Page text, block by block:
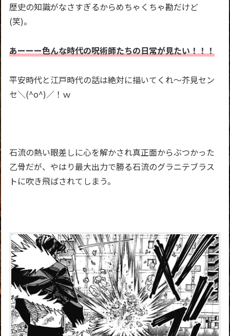
歴史の知識がなさすぎるからめちゃくちゃ勘だけど
(笑)。
あーーー色んな時代の呪術師たちの日常が見たい！！！
平安時代と江戸時代の話は絶対に描いてくれ～芥見セン
セ＼(^o^)／！ｗ
石流の熱い眼差しに心を解かされ真正面からぶつかった
乙骨だが、やはり最大出力で勝る石流のグラニテブラス
トに吹き飛ばされてしまう。